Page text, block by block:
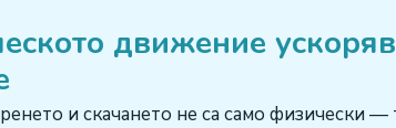
движение
и скачането не са само физически —